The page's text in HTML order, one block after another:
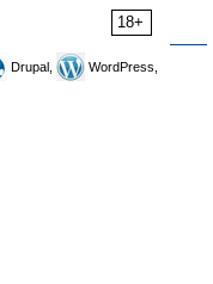
18+
Drupal,
WordPress,